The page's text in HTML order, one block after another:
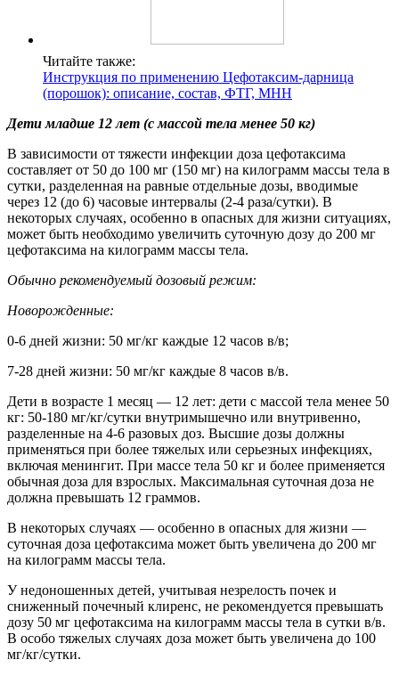
Читайте также:
Инструкция по применению Цефотаксим-дарница
(порошок): описание, состав, ФТГ, МНН
Дети младше 12лет (с массой тела менее 50 кг)
В зависимости от тяжести инфекции доза цефотаксима
составляет от 50 до 100 мг (150 мг) на килограмм массы тела в
сутки, разделенная на равные отдельные дозы, вводимые
через 12 (до 6) часовые интервалы (2-4 раза/сутки). В
некоторых случаях, особенно в опасных для жизни ситуациях,
может быть необходимо увеличить суточную дозу до 200 мг
цефотаксима на килограмм массы тела.
Обычно рекомендуемый дозовый режим:
Новорожденные:
0-6 дней жизни: 50 мг/кг каждые 12 часов в/в;
7-28 дней жизни: 50 мг/кг каждые 8 часов в/в.
Дети в возрасте 1 месяц — 12 лет: дети с массой тела менее 50
кг: 50-180 мг/кг/сутки внутримышечно или внутривенно,
разделенные на 4-6 разовых доз. Высшие дозы должны
применяться при более тяжелых или серьезных инфекциях,
включая менингит. При массе тела 50 кг и более применяется
обычная доза для взрослых. Максимальная суточная доза не
должна превышать 12 граммов.
В некоторых случаях — особенно в опасных для жизни —
суточная доза цефотаксима может быть увеличена до 200 мг
на килограмм массы тела.
У недоношенных детей, учитывая незрелость почек и
сниженный почечный клиренс, не рекомендуется превышать
дозу 50 мг цефотаксима на килограмм массы тела в сутки в/в.
В особо тяжелых случаях доза может быть увеличена до 100
мг/кг/сутки.